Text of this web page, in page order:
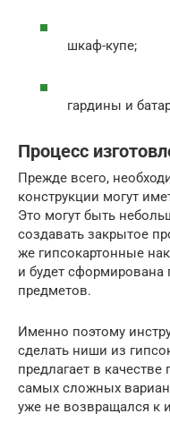
шкаф-купе;
гардины и
Процесс
Прежде всего,
конструкции могут
Это могут быть
создавать закрытое
же гипсокартонные
и будет
предметов.
Именно поэтому
сделать ниши из
предлагает в
самых сложных
уже не возвращался к